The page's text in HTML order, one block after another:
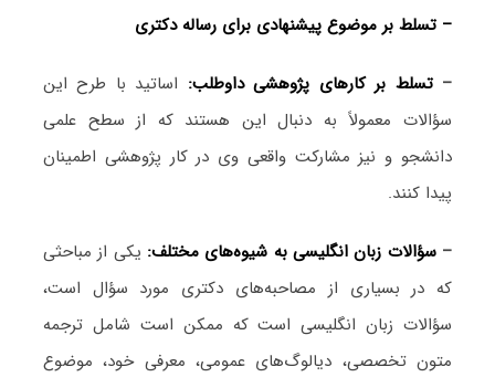
– تسلط بر موضوع پیشنهادی برای رساله دکتری
–تسلط بر کارهای پژوهشی داوطلب: اساتید با طرح این
سؤالات معمولاً به دنبال این هستند که از سطح علمی
دانشجو و نیز مشارکت واقعی وی در کار پژوهشی اطمینان
پیدا کنند.
– سؤالات زبان انگلیسی به شیوه‌های مختلف: یکی از مباحثی
که در بسیاری از مصاحبه‌های دکتری مورد سؤال است،
سؤالات زبان انگلیسی است که ممکن است شامل ترجمه
متون تخصصی، دیالوگ‌های عمومی، معرفی خود، موضوع